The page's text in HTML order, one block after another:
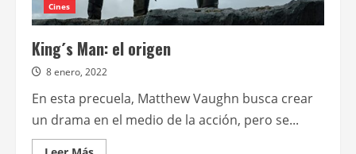
Cines
King´s Man: el origen
8 enero, 2022
En esta precuela, Matthew Vaughn busca crear
un drama en el medio de la acción, pero se...